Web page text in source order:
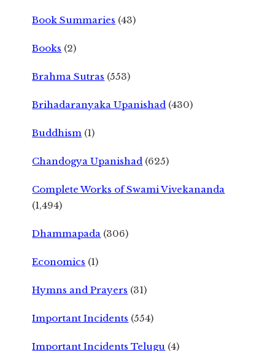
Book Summaries (43)
Books (2)
Brahma Sutras (553)
Brihadaranyaka Upanishad (430)
Buddhism (1)
Chandogya Upanishad (625)
Complete Works of Swami Vivekananda
(1,494)
Dhammapada (306)
Economics (1)
Hymns and Prayers (31)
Important Incidents (554)
Important Incidents Telugu (4)